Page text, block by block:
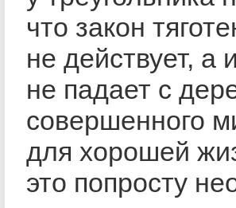
что закон
не действует, а
не падает с
совершенного
для хорошей
это попросту